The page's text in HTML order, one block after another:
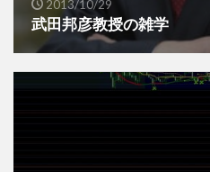
2013/10/29
武田邦彦教授の雑学